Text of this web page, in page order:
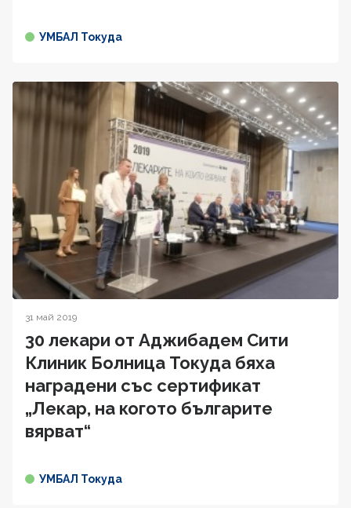
УМБАЛ Токуда
31 май 2019
30 лекари от Аджибадем Сити
Клиник Болница Токуда бяха
наградени със сертификат
„Лекар, на когото българите
вярват“
УМБАЛ Токуда